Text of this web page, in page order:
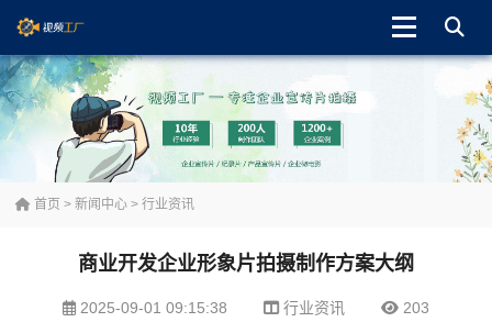
首页 > 新闻中心 > 行业资讯
商业开发企业形象片拍摄制作方案大纲
2025-09-01 09:15:38 行业资讯 203